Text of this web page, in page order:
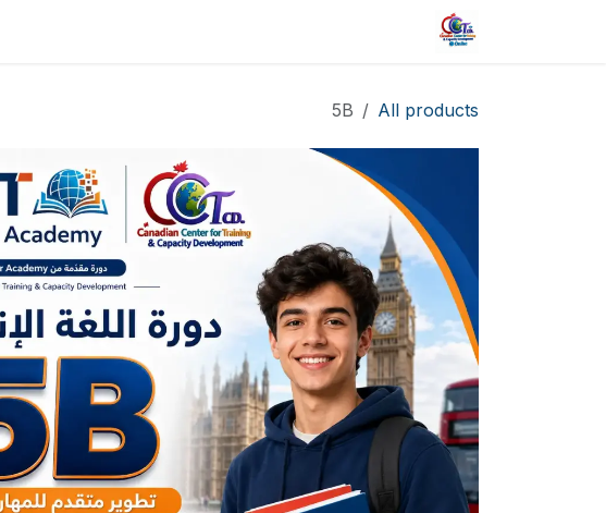
تخطي للذهاب إلى المحتوى
All products
5B